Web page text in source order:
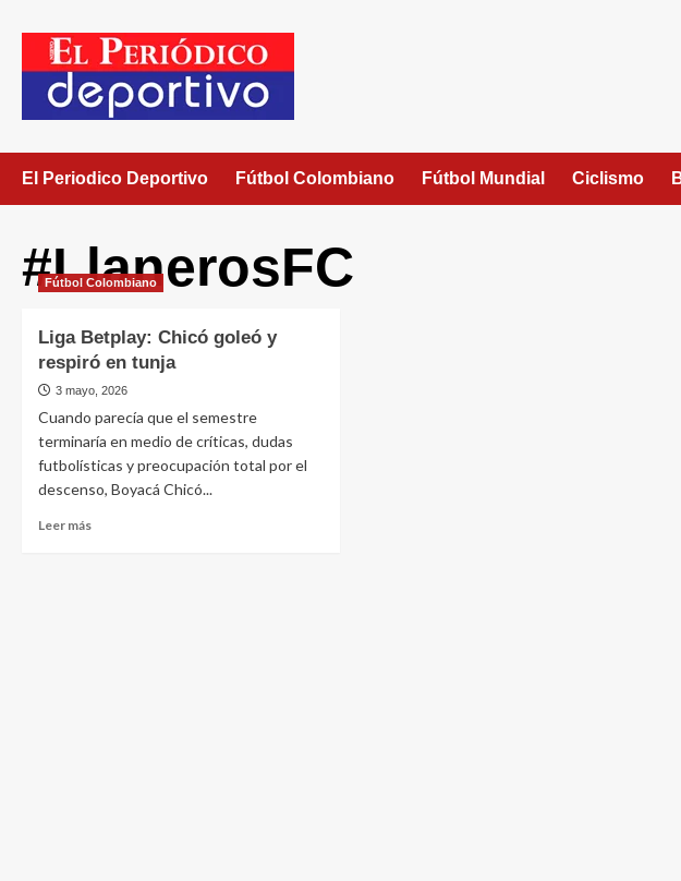
El Periodico Deportivo Fútbol Colombiano Fútbol Mundial Ciclismo
#LlanerosFC
Fútbol Colombiano
Liga Betplay: Chicó goleó y
respiró en tunja
3 mayo, 2026
Cuando parecía que el semestre
terminaría en medio de críticas, dudas
futbolísticas y preocupación total por el
descenso, Boyacá Chicó...
Leer más